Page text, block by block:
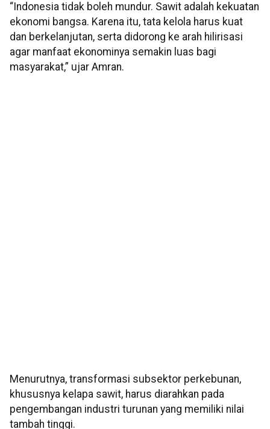
“Indonesia tidak boleh mundur. Sawit adalah kekuatan
ekonomi bangsa. Karena itu, tata kelola harus kuat
dan berkelanjutan, serta didorong ke arah hilirisasi
agar manfaat ekonominya semakin luas bagi
masyarakat,” ujar Amran.
Menurutnya, transformasi subsektor perkebunan,
khususnya kelapa sawit, harus diarahkan pada
pengembangan industri turunan yang memiliki nilai
tambah tinggi.